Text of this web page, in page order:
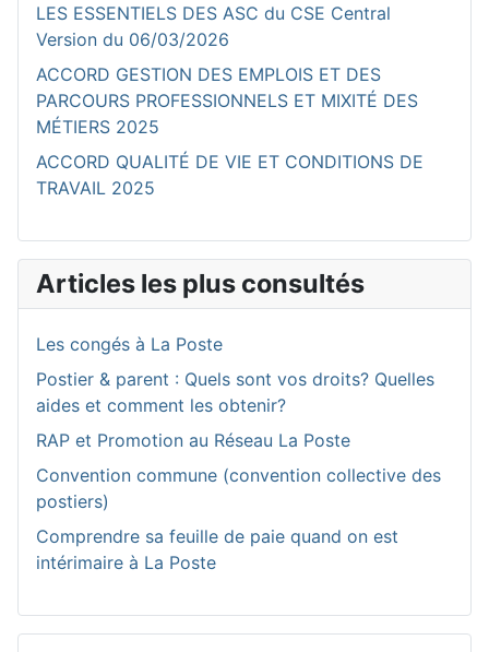
LES ESSENTIELS DES ASC du CSE Central
Version du 06/03/2026
ACCORD GESTION DES EMPLOIS ET DES
PARCOURS PROFESSIONNELS ET MIXITÉ DES
MÉTIERS 2025
ACCORD QUALITÉ DE VIE ET CONDITIONS DE
TRAVAIL 2025
Articles les plus consultés
Les congés à La Poste
Postier & parent : Quels sont vos droits? Quelles
aides et comment les obtenir?
RAP et Promotion au Réseau La Poste
Convention commune (convention collective des
postiers)
Comprendre sa feuille de paie quand on est
intérimaire à La Poste